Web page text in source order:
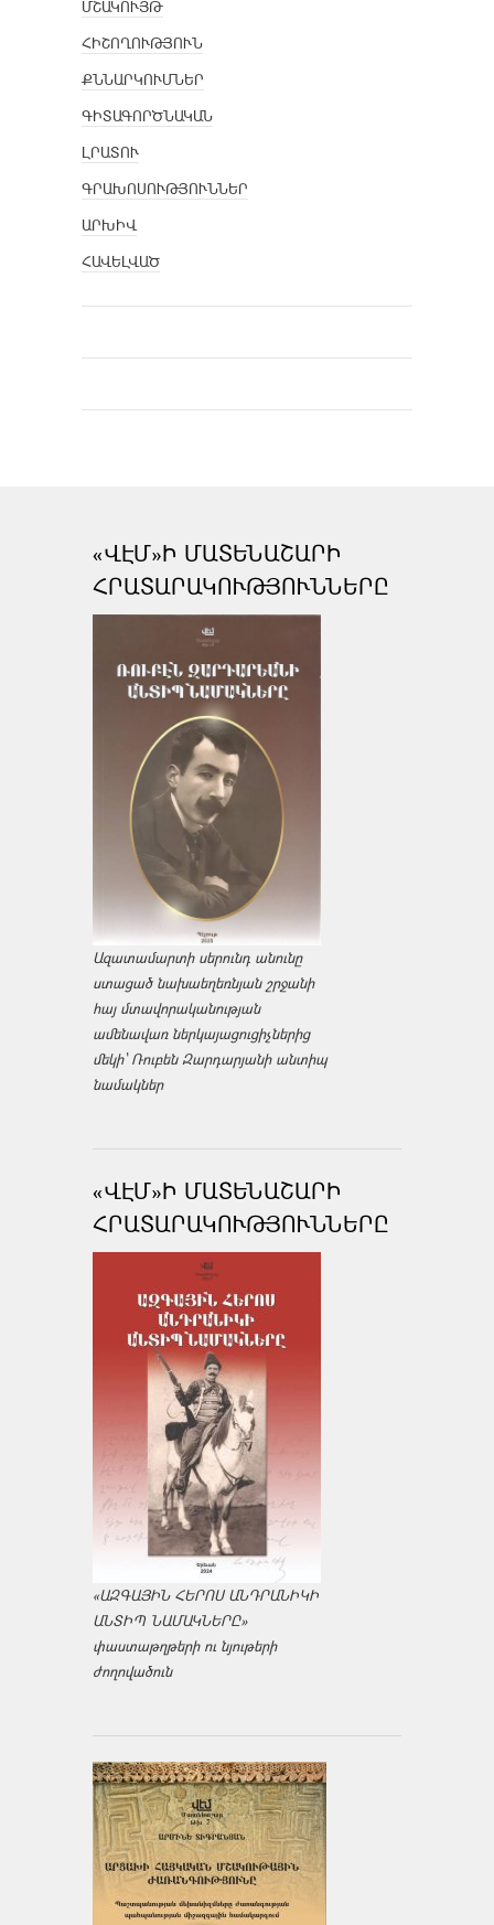
ՄՇԱԿՈՒՅԹ
ՀԻՇՈՂՈՒԹՅՈՒՆ
ՔՆՆԱՐԿՈՒՄՆԵՐ
ԳԻՏԱԳՈՐԾՆԱԿԱՆ
ԼՐԱՏՈՒ
ԳՐԱԽՈՍՈՒԹՅՈՒՆՆԵՐ
ԱՐԽԻՎ
ՀԱՎԵԼՎԱԾ
«ՎԷՄ»Ի ՄԱՏԵՆԱՇԱՐԻ
ՀՐԱՏԱՐԱԿՈՒԹՅՈՒՆՆԵՐԸ
Ազատամարտի սերունդ անունը
ստացած նախաեղեռնյան շրջանի
հայ մտավորականության
ամենավառ ներկայացուցիչներից
մեկի՝ Ռուբեն Զարդարյանի անտիպ
նամակներ
«ՎԷՄ»Ի ՄԱՏԵՆԱՇԱՐԻ
ՀՐԱՏԱՐԱԿՈՒԹՅՈՒՆՆԵՐԸ
«ԱԶԳԱՅԻՆ ՀԵՐՈՍ ԱՆԴՐԱՆԻԿԻ
ԱՆՏԻՊ ՆԱՄԱԿՆԵՐԸ»
փաստաթղթերի ու նյութերի
ժողովածուն